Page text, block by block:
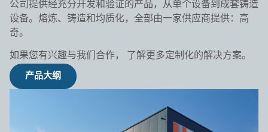
公司提供经充分开发和验证的产品，从单个设备到成套铸造
设备。熔炼、铸造和均质化，全部由一家供应商提供：高
奇。
如果您有兴趣与我们合作， 了解更多定制化的解决方案。
产品大纲